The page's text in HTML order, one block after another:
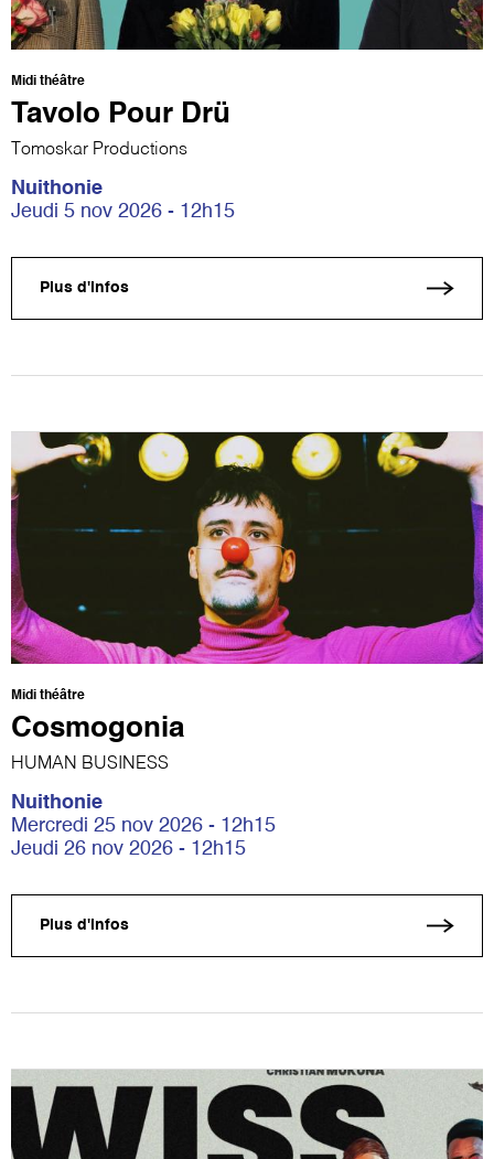
Midi théâtre
Tavolo Pour Drü
Tomoskar Productions
Nuithonie
Jeudi 5 nov 2026 - 12h15
Plus d'infos
Midi théâtre
Cosmogonia
HUMAN BUSINESS
Nuithonie
Mercredi 25 nov 2026 - 12h15
Jeudi 26 nov 2026 - 12h15
Plus d'infos